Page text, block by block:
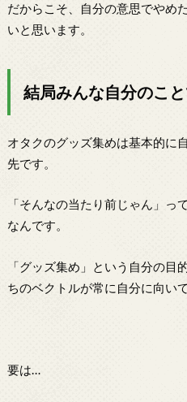
だからこそ、自分の意思でやめ
いと思います。
結局みんな自分のこ
オタクのグッズ集めは基本的に
先です。
「そんなの当たり前じゃん」っ
なんです。
「グッズ集め」という自分の
ちのベクトルが常に自分に向い
要は…